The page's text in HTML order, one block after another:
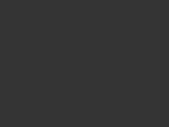
rengör och ljusar
orenheter och
hjälper
och reparera